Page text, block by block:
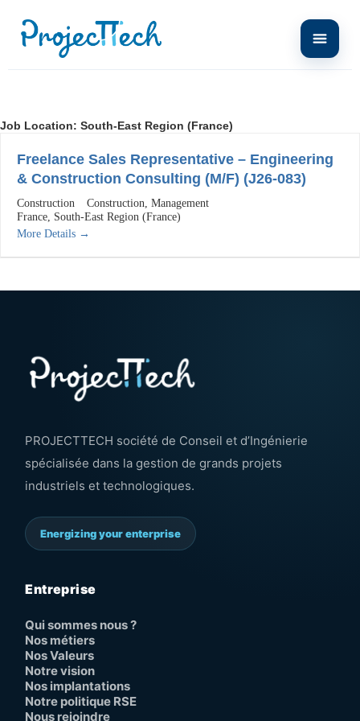
Job Location: South-East Region (France)
Freelance Sales Representative – Engineering
& Construction Consulting (M/F) (J26-083)
Construction Construction Management
France South-East Region (France)
More Details
PROJECTTECH société de Conseil et d’Ingénierie
spécialisée dans la gestion de grands projets
industriels et technologiques.
Energizing your enterprise
Entreprise
Qui sommes nous ?
Nos métiers
Nos Valeurs
Notre vision
Nos implantations
Notre politique RSE
Nous rejoindre